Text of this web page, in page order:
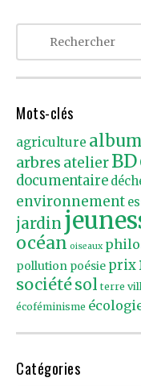
Mots-clés
agriculture album
arbres atelierBD
documentaire
environnement
jardin
océan oiseaux
pollution poésie prix
sociétésol terre
écoféminisme
Catégories